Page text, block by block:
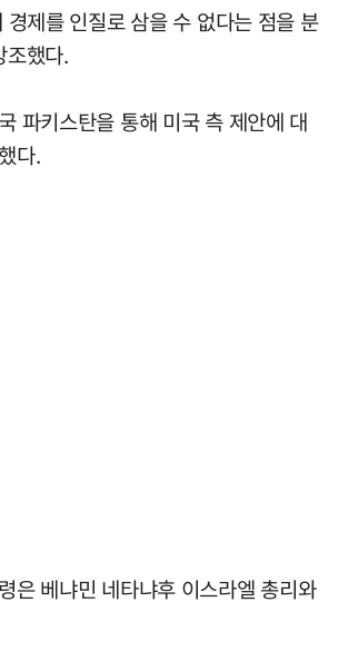
경제를 인질로 삼을 수 없다는 점을 분
했다.
파키스탄을 통해 미국 측 제안에 대
다.
은 베냐민 네타냐후 이스라엘 총리와